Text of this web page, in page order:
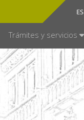
ES
CA
Trámites y servicios